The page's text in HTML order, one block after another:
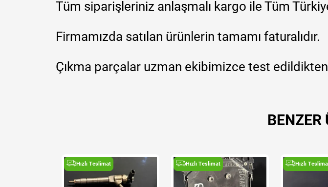
Tüm siparişleriniz anlaşmalı kargo ile Tüm
Firmamızda satılan ürünlerin tamamı faturalıdır.
Çıkma parçalar uzman ekibimizce test
BENZER
Hızlı Teslimat Hızlı Teslimat Hızlı